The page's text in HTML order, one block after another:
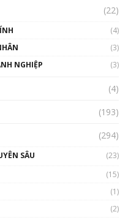
uptrend trong năm 2023? |
Phổ cập Blockchain
00:02:14
Nhìn lại năm 2022: Những
nhân vật ảnh hưởng nhất
hệ sinh thái tiền mã hoá |
(22)
(4)
(3)
NGHIỆP
(3)
(4)
(193)
(294)
SÂU
(23)
(15)
(1)
(2)